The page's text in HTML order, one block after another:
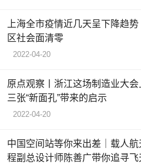
上海全市疫情近几天呈下降趋
区社会面清零
2022-04-20
原点观察丨浙江这场制造业大会
三张“新面孔”带来的启示
2022-04-20
中国空间站等你来出差｜载人航
程副总设计师陈善广带你追寻飞